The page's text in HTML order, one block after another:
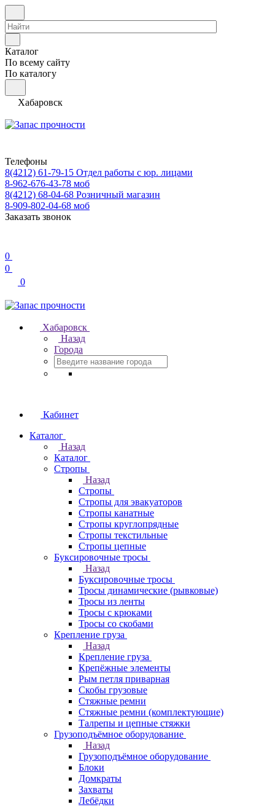
Каталог
По всему сайту
По каталогу
Хабаровск
Телефоны
8(4212) 61-79-15 Отдел работы с юр. лицами
8-962-676-43-78 моб
8(4212) 68-04-68 Розничный магазин
8-909-802-04-68 моб
Заказать звонок
0
0
0
Хабаровск
Назад
Города
Кабинет
Каталог
Назад
Каталог
Стропы
Назад
Стропы
Стропы для эвакуаторов
Стропы канатные
Стропы круглопрядные
Стропы текстильные
Стропы цепные
Буксировочные тросы
Назад
Буксировочные тросы
Тросы динамические (рывковые)
Тросы из ленты
Тросы с крюками
Тросы со скобами
Крепление груза
Назад
Крепление груза
Крепёжные элементы
Рым петля приварная
Скобы грузовые
Стяжные ремни
Стяжные ремни (комплектующие)
Талрепы и цепные стяжки
Грузоподъёмное оборудование
Назад
Грузоподъёмное оборудование
Блоки
Домкраты
Захваты
Лебёдки